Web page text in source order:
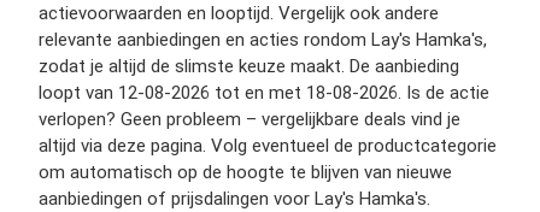
actievoorwaarden en looptijd. Vergelijk ook andere
relevante aanbiedingen en acties rondom Lay's Hamka's,
zodat je altijd de slimste keuze maakt. De aanbieding
loopt van 12-08-2026 tot en met 18-08-2026. Is de actie
verlopen? Geen probleem – vergelijkbare deals vind je
altijd via deze pagina. Volg eventueel de productcategorie
om automatisch op de hoogte te blijven van nieuwe
aanbiedingen of prijsdalingen voor Lay's Hamka's.